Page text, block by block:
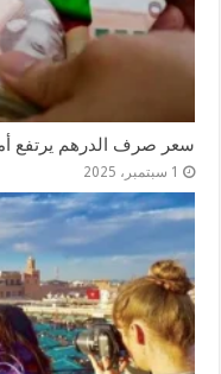
سعر صرف الدرهم يرتفع
1 سبتمبر، 2025